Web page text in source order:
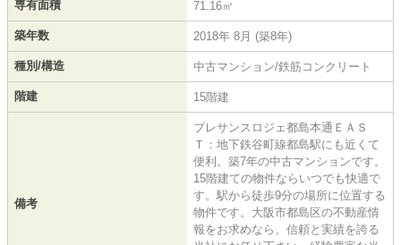
専有面積 71.16㎡
築年数 2018年 8月 (築8年)
種別/構造 中古マンション/鉄筋コンクリート
階建 15階建
備考
プレサンスロジェ都島本通ＥＡＳ
Ｔ：地下鉄谷町線都島駅にも近くて
便利。築7年の中古マンションです。
15階建ての物件ならいつでも快適で
す。駅から徒歩9分の場所に位置する
物件です。大阪市都島区の不動産情
報をお求めなら、信頼と実績を誇る